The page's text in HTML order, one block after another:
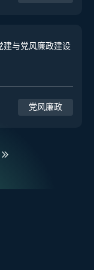
建与党风廉政建设
党风廉政